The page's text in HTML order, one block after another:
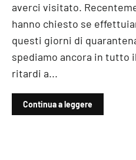
averci visitato.
hanno chiesto se
questi giorni di
spediamo ancora in tutto
ritardi a...
Continua a leggere